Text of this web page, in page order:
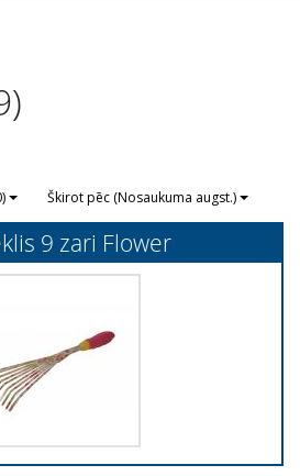
Škirot pēc (Nosaukuma augst.)
9 zari Flower